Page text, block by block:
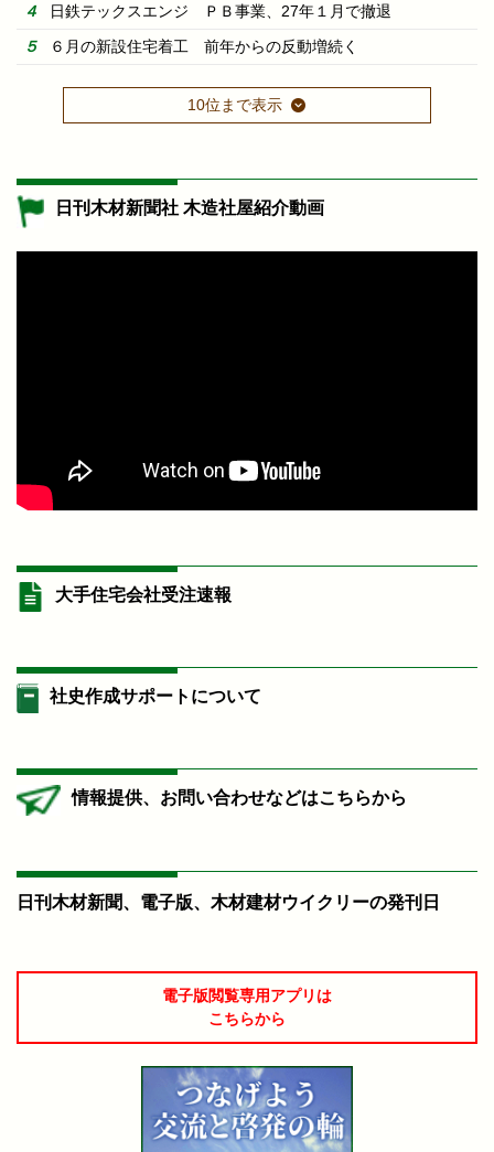
日鉄テックスエンジ ＰＢ事業、27年１月で撤退
６月の新設住宅着工 前年からの反動増続く
10位まで表示
日刊木材新聞社 木造社屋紹介動画
大手住宅会社受注速報
社史作成サポートについて
情報提供、お問い合わせなどはこちらから
日刊木材新聞、電子版、木材建材ウイクリーの発刊日
電子版閲覧専用アプリは
こちらから